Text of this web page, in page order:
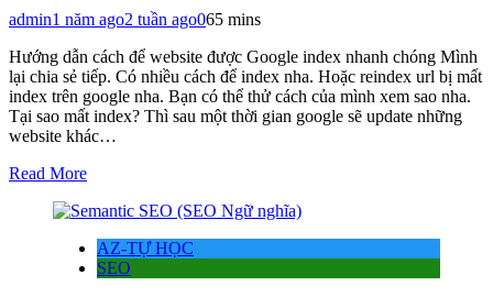
admin1 năm ago2 tuần ago065 mins
Hướng dẫn cách để website được Google index nhanh chóng Mình
lại chia sẻ tiếp. Có nhiều cách để index nha. Hoặc reindex url bị mất
index trên google nha. Bạn có thể thử cách của mình xem sao nha.
Tại sao mất index? Thì sau một thời gian google sẽ update những
website khác…
Read More
AZ-TỰ HỌC
SEO